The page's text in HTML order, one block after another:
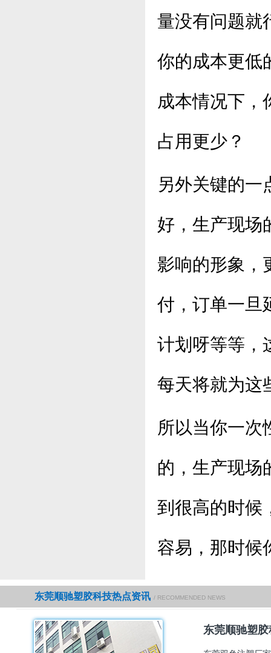
量没有问题就
你的成本更低
成本情况下，
占用更少？
另外关键的一
好，生产现场
影响的形象，
付，订单一旦
计划呀等等，
每天将就为这
所以当你一次
的，生产现场
到很高的时候
容易，那时候
东莞顺驰塑胶科技热点资讯 / RECOMMENDED NEWS
东莞顺驰塑